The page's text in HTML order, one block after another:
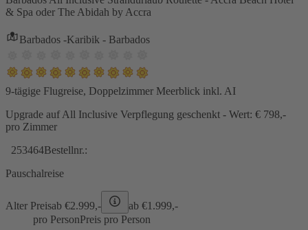
& Spa oder The Abidah by Accra
Barbados -Karibik - Barbados
9-tägige Flugreise, Doppelzimmer Meerblick inkl. AI
Upgrade auf All Inclusive Verpflegung geschenkt - Wert: € 798,-
pro Zimmer
253464Bestellnr.:
Pauschalreise
Alter Preisab €2.999,- ab €1.999,-
pro PersonPreis pro Person